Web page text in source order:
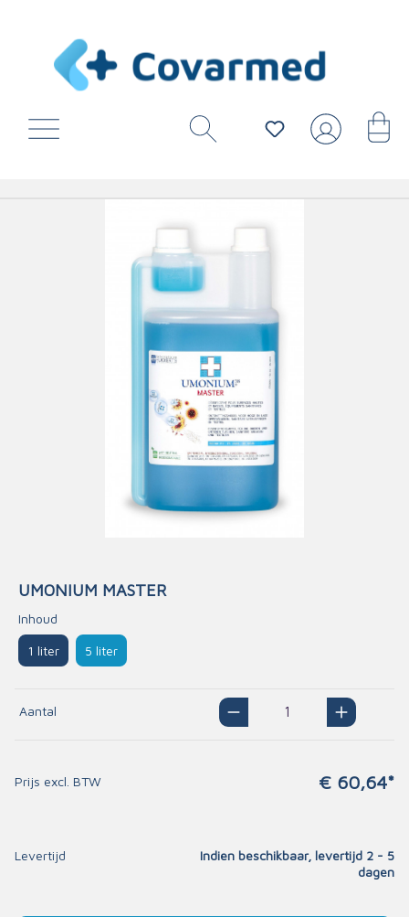
UMONIUM MASTER
Inhoud
1 liter 5 liter
Aantal
Prijs excl. BTW € 60,64*
Levertijd
Indien beschikbaar, levertijd 2 - 5
dagen